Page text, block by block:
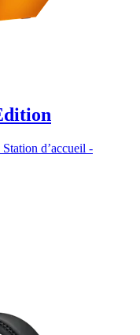
d’accueil -